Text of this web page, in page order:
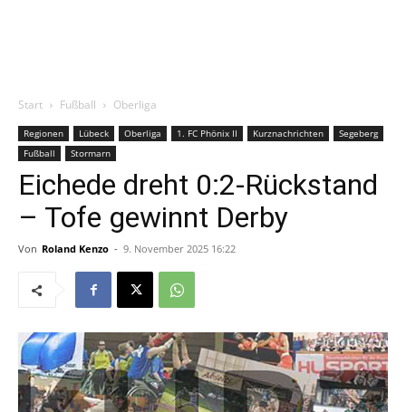
Start Fußball Oberliga
Regionen Lübeck Oberliga 1. FC Phönix II Kurznachrichten
Segeberg
Fußball
Stormarn
Eichede dreht 0:2-Rückstand
– Tofe gewinnt Derby
Von Roland Kenzo - 9. November 2025 16:22